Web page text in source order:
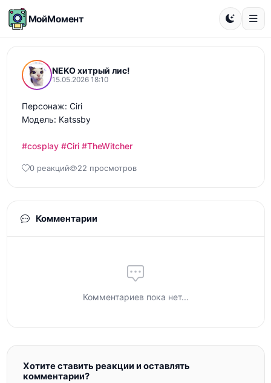
МойМомент
NEKO хитрый лис!
15.05.2026 18:10
Персонаж: Ciri
Модель: Katssby
#cosplay #Ciri #TheWitcher
0 реакций 22 просмотров
Комментарии
Комментариев пока нет...
Хотите ставить реакции и оставлять
комментарии?